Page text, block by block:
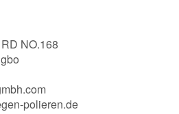
NO.168
polieren.de